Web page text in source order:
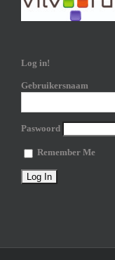
Log in!
Gebruikersnaam
Paswoord
Remember Me